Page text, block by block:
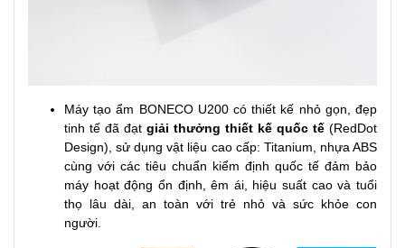
Máy tạo ẩm BONECO U200 có thiết kế nhỏ gọn, đẹp
tinh tế đã đạt giải thưởng thiết kế quốc tế (RedDot
Design), sử dụng vật liệu cao cấp: Titanium, nhựa ABS
cùng với các tiêu chuẩn kiểm định quốc tế đảm bảo
máy hoạt động ổn định, êm ái, hiệu suất cao và tuổi
thọ lâu dài, an toàn với trẻ nhỏ và sức khỏe con
người.